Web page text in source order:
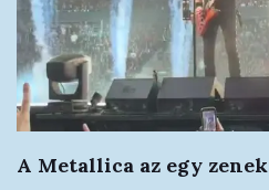
A Metallica az egy